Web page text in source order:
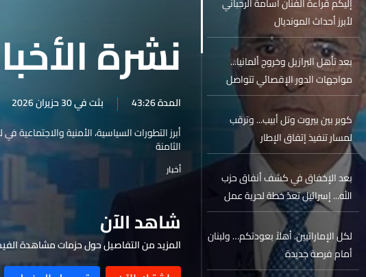
نشرة
المدة 43:26 بثت في 30 حزيران 2026
أبرز التطورات السياسية، الأمنية والاجتماعية
الثامنة
أخبار
شاهد الآن
المزيد من التفاصيل حول حزمات مشاهدة
لأبرز أحداث المونديال
بعد تأهل البرازيل وخروج ألمانيا...
مواجهات الدور الإقصائي تتواصل
كوبر بين بيروت وتل أبيب... وترقب
لمسار تنفيذ إتفاق الإطار
بعد الإخفاق في كشف أنفاق حزب
الله... إسرائيل تعدّ خطة لحرية عمل
عملياتية أوسع
لكل الإماراتيين. أهلاً بعودتكم… ولبنان
أمام فرصة جديدة